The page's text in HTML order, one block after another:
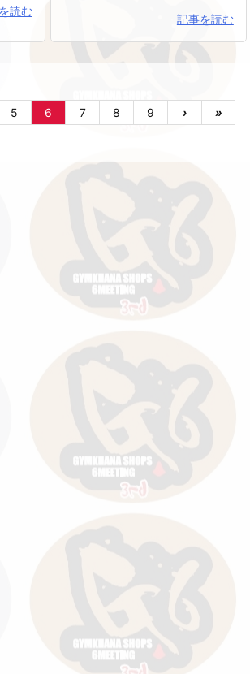
読む
記事を読む
5 6 7 8 9 › »